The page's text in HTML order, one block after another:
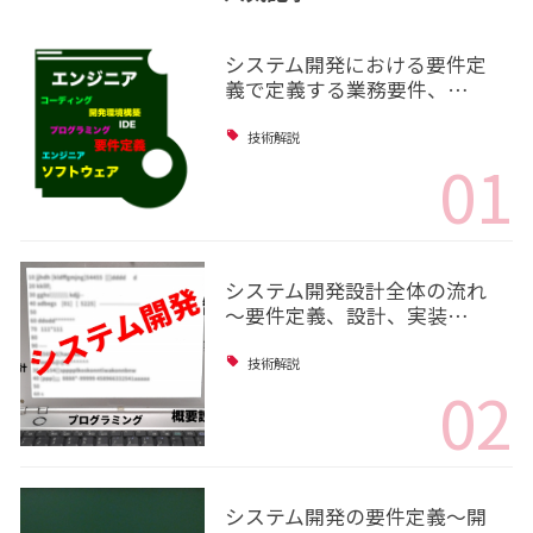
システム開発における要件定
義で定義する業務要件、…
技術解説
01
システム開発設計全体の流れ
～要件定義、設計、実装…
技術解説
02
システム開発の要件定義～開